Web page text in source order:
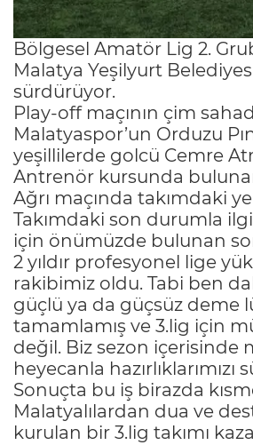
Bölgesel Amatör Lig 2.
Malatya Yeşilyurt
sürdürüyor.
Play-off maçının çim
Malatyaspor’un Orduzu
yeşillilerde golcü Cemre
Antrenör kursunda
Ağrı maçında takımdaki
Takımdaki son durumla
için önümüzde bulunan
2 yıldır profesyonel lige
rakibimiz oldu. Tabi ben
güçlü ya da güçsüz deme
tamamlamış ve 3.lig için
değil. Biz sezon içerisinde
heyecanla
Sonuçta bu iş birazda
Malatyalılardan dua ve
kurulan bir 3.lig takımı